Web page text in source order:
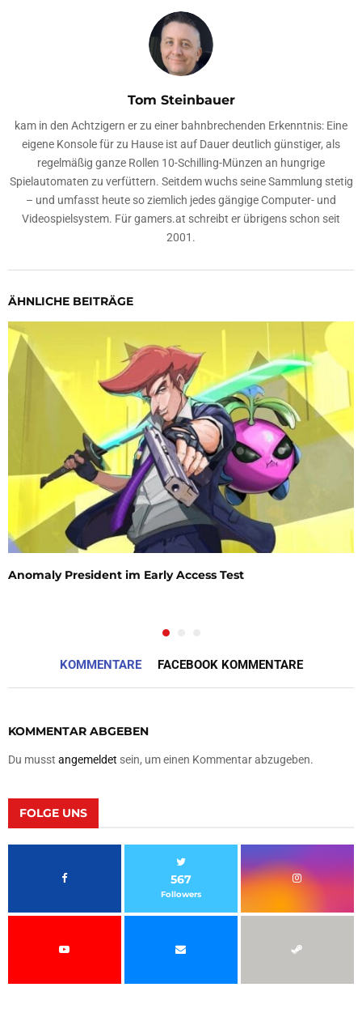
Tom Steinbauer
kam in den Achtzigern er zu einer bahnbrechenden Erkenntnis: Eine
eigene Konsole für zu Hause ist auf Dauer deutlich günstiger, als
regelmäßig ganze Rollen 10-Schilling-Münzen an hungrige
Spielautomaten zu verfüttern. Seitdem wuchs seine Sammlung stetig
– und umfasst heute so ziemlich jedes gängige Computer- und
Videospielsystem. Für gamers.at schreibt er übrigens schon seit
2001.
ÄHNLICHE BEITRÄGE
Anomaly President im Early Access Test
KOMMENTARE FACEBOOK KOMMENTARE
KOMMENTAR ABGEBEN
Du musst angemeldet sein, um einen Kommentar abzugeben.
FOLGE UNS
567
Followers